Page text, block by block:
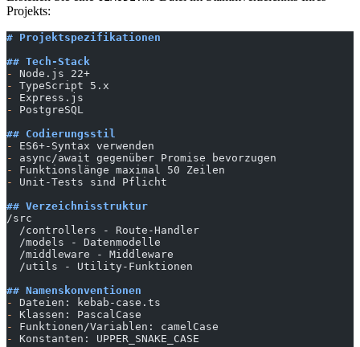
Projekts:
# Projektspezifikationen
## Tech-Stack
-
Node.js 22+
-
TypeScript 5.x
-
Express.js
-
PostgreSQL
## Codierungsstil
-
ES6+-Syntax verwenden
-
async/await gegenüber Promise bevorzugen
-
Funktionslänge maximal 50 Zeilen
-
Unit-Tests sind Pflicht
## Verzeichnisstruktur
/src
  /controllers - Route-Handler
  /models - Datenmodelle
  /middleware - Middleware
  /utils - Utility-Funktionen
## Namenskonventionen
-
Dateien: kebab-case.ts
-
Klassen: PascalCase
-
Funktionen/Variablen: camelCase
-
Konstanten: UPPER_SNAKE_CASE